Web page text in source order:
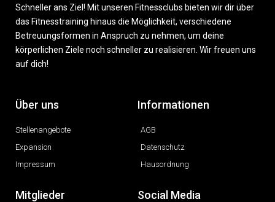
Schneller ans Ziel! Mit unseren Fitnessclubs bieten wir dir über
das Fitnesstraining hinaus die Möglichkeit, verschiedene
Betreuungsformen in Anspruch zu nehmen, um deine
körperlichen Ziele noch schneller zu realisieren. Wir freuen uns
auf dich!
Über uns
Stellenangebote
Expansion
Impressum
Informationen
AGB
Datenschutz
Hausordnung
Mitglieder Social Media